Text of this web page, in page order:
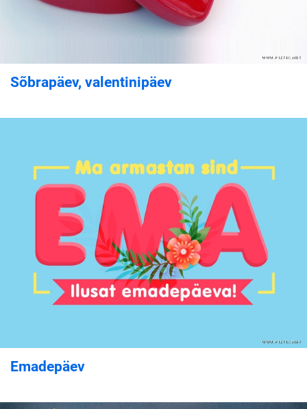
Sõbrapäev, valentinipäev
Emadepäev